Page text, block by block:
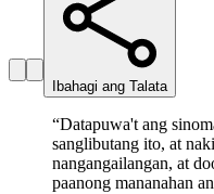
Ibahagi ang Talata
“Datapuwa't ang
sanglibutang ito, at
nangangailangan, at
paanong mananahan